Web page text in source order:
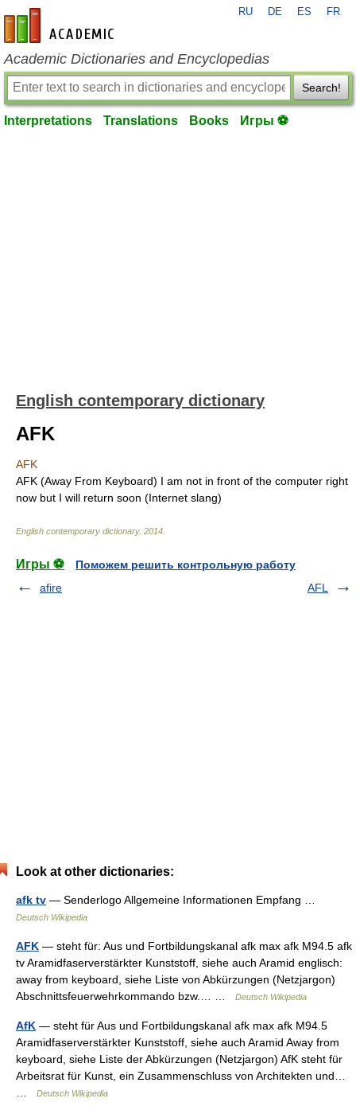
en-academic.com
RU DE ES FR
Academic Dictionaries and Encyclopedias
Search!
Interpretations Translations Books Игры ⚽
English contemporary dictionary
AFK
AFK
AFK (Away From Keyboard) I am not in front of the computer right
now but I will return soon (Internet slang)
English contemporary dictionary. 2014
Игры ⚽
Поможем решить контрольную работу
afire
AFL
Look at other dictionaries:
afk tv — Senderlogo Allgemeine Informationen Empfang …
Deutsch Wikipedia
AFK — steht für: Aus und Fortbildungskanal afk max afk M94.5 afk
tv Aramidfaserverstärkter Kunststoff, siehe auch Aramid englisch:
away from keyboard, siehe Liste von Abkürzungen (Netzjargon)
Abschnittsfeuerwehrkommando bzw.… …
Deutsch Wikipedia
AfK — steht für Aus und Fortbildungskanal afk max afk M94.5
Aramidfaserverstärkter Kunststoff, siehe auch Aramid Away from
keyboard, siehe Liste der Abkürzungen (Netzjargon) AfK steht für
Arbeitsrat für Kunst, ein Zusammenschluss von Architekten und…
Deutsch Wikipedia